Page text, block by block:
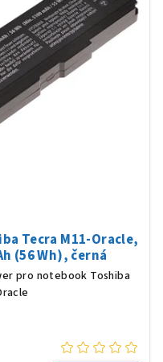
Tecra M11-Oracle,
(56 Wh), černá
pro notebook Toshiba